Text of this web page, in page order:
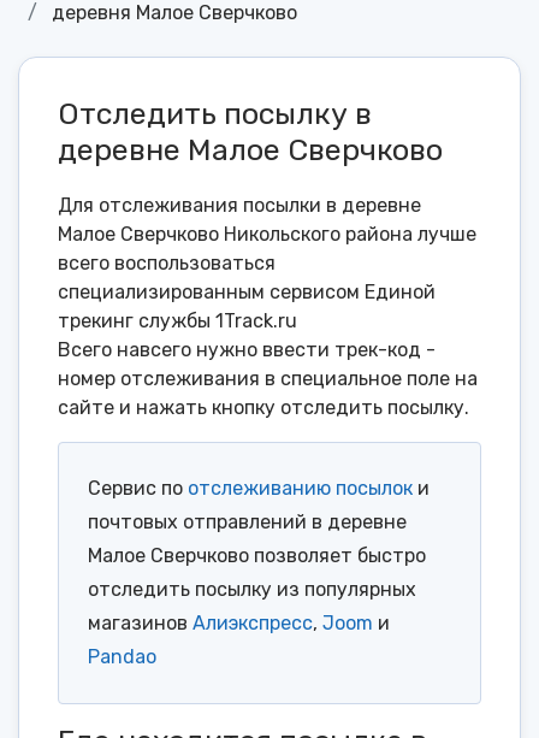
деревня Малое Сверчково
Отследить посылку в
деревне Малое Сверчково
Для отслеживания посылки в деревне
Малое Сверчково Никольского района лучше
всего воспользоваться
специализированным сервисом Единой
трекинг службы 1Track.ru
Всего навсего нужно ввести трек-код -
номер отслеживания в специальное поле на
сайте и нажать кнопку отследить посылку.
Сервис по отслеживанию посылок и
почтовых отправлений в деревне
Малое Сверчково позволяет быстро
отследить посылку из популярных
магазинов Алиэкспресс, Joom и
Pandao